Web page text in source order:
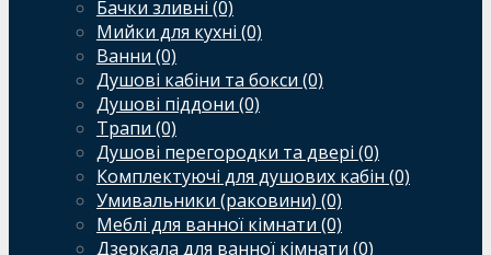
Бачки зливні (0)
Мийки для кухні (0)
Ванни (0)
Душові кабіни та бокси (0)
Душові піддони (0)
Трапи (0)
Душові перегородки та двері (0)
Комплектуючі для душових кабін (0)
Умивальники (раковини) (0)
Меблі для ванної кімнати (0)
Дзеркала для ванної кімнати (0)